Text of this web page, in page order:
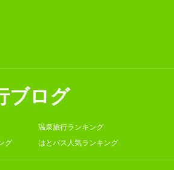
ブログ
グ
温泉旅行ランキング
はとバス人気ランキング